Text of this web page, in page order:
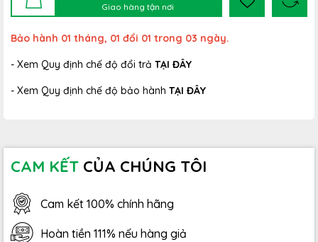
Giao hàng tận nơi
Bảo hành 01 tháng, 01 đổi 01 trong 03 ngày.
- Xem Quy định chế độ đổi trả TẠI ĐÂY
- Xem Quy định chế độ bảo hành TẠI ĐÂY
CAM KẾT CỦA CHÚNG TÔI
Cam kết 100% chính hãng
Hoàn tiền 111% nếu hàng giả